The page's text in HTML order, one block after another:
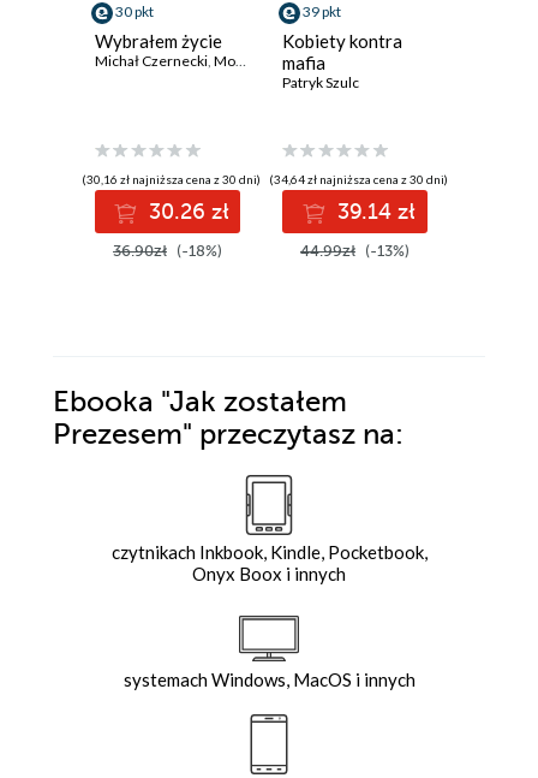
30 pkt
Wybrałem życie
Michał Czernecki Monika Sobień
(30,16 zł najniższa cena z 30 dni)
30.26 zł
36.90zł (-18%)
39 pkt
Kobiety kontra
mafia
Patryk Szulc
(34,64 zł najniższa cena z 30 dni)
39.14 zł
44.99zł (-13%)
Ebooka "Jak zostałem
Prezesem" przeczytasz na:
czytnikach Inkbook, Kindle, Pocketbook,
Onyx Boox i innych
systemach Windows, MacOS i innych